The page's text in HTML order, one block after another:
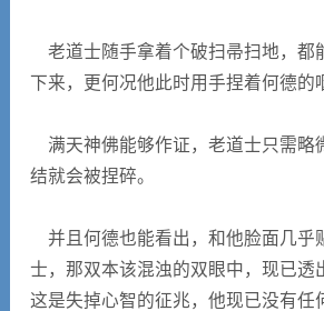
老道士随手拿着个破扫帚扫地，都
下来，更何况他此时用手捏着何德的
满天神佛能够作证，老道士只需略
结就会被捏碎。
并且何德也能看出，和他脸面几乎
士，那双本该混浊的双眼中，现已
这是失掉心智的征兆，他现已没有任